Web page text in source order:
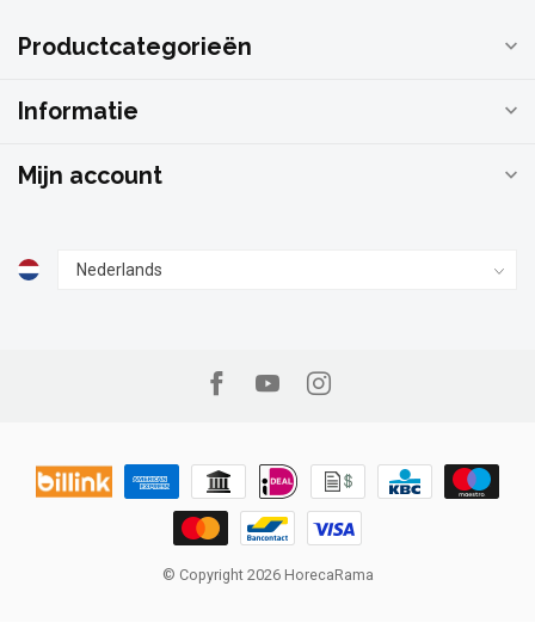
Productcategorieën
Informatie
Mijn account
© Copyright 2026 HorecaRama